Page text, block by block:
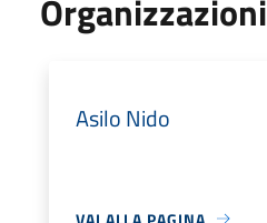
Organizzazioni
Asilo Nido